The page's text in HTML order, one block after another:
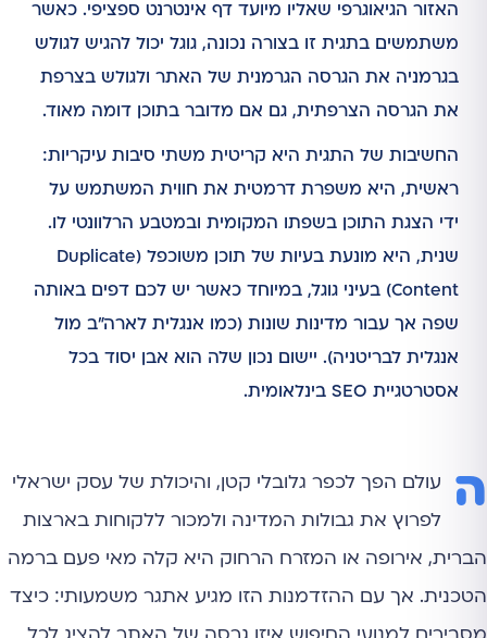
האזור הגיאוגרפי שאליו מיועד דף אינטרנט ספציפי. כאשר
משתמשים בתגית זו בצורה נכונה, גוגל יכול להגיש לגולש
בגרמניה את הגרסה הגרמנית של האתר ולגולש בצרפת
את הגרסה הצרפתית, גם אם מדובר בתוכן דומה מאוד.
החשיבות של התגית היא קריטית משתי סיבות עיקריות:
ראשית, היא משפרת דרמטית את חווית המשתמש על
ידי הצגת התוכן בשפתו המקומית ובמטבע הרלוונטי לו.
שנית, היא מונעת בעיות של תוכן משוכפל (Duplicate
Content) בעיני גוגל, במיוחד כאשר יש לכם דפים באותה
שפה אך עבור מדינות שונות (כמו אנגלית לארה"ב מול
אנגלית לבריטניה). יישום נכון שלה הוא אבן יסוד בכל
אסטרטגיית SEO בינלאומית.
ה עולם הפך לכפר גלובלי קטן, והיכולת של עסק ישראלי
לפרוץ את גבולות המדינה ולמכור ללקוחות בארצות
הברית, אירופה או המזרח הרחוק היא קלה מאי פעם ברמה
הטכנית. אך עם ההזדמנות הזו מגיע אתגר משמעותי: כיצד